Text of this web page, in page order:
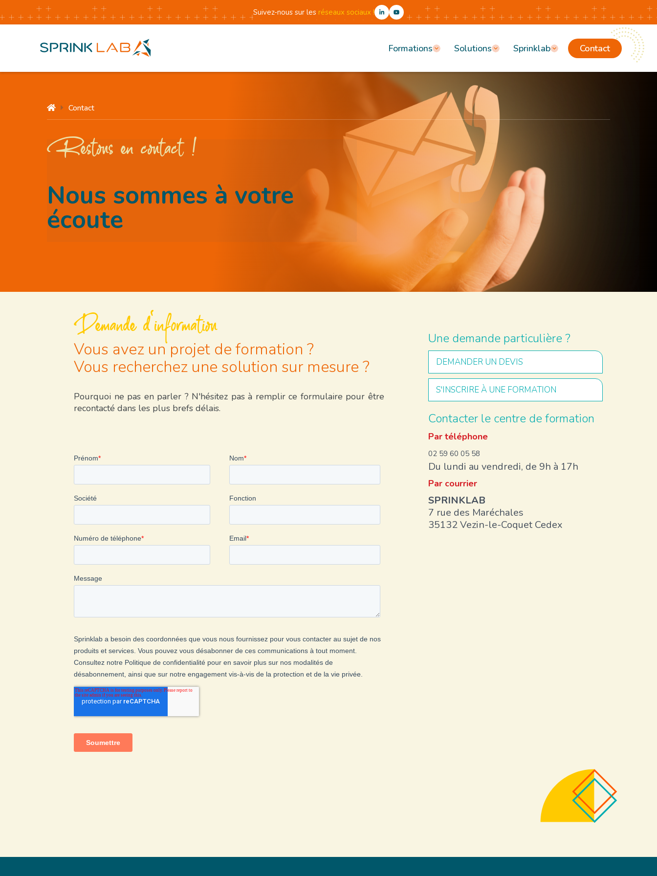
Suivez-nous sur les réseaux sociaux !
Formations Solutions Sprinklab Contact
  Contact
Restons en contact !
Nous sommes à votre
écoute
Demande d'information
Vous avez un projet de formation ?
Vous recherchez une solution sur mesure ?
Pourquoi ne pas en parler ? N'hésitez pas à remplir ce formulaire pour être
recontacté dans les plus brefs délais.
Une demande particulière ?
DEMANDER UN DEVIS
S'INSCRIRE À UNE FORMATION
Contacter le centre de formation
Par téléphone
02 59 60 05 58
Du lundi au vendredi, de 9h à 17h
Par courrier
SPRINKLAB
7 rue des Maréchales
35132 Vezin-le-Coquet Cedex